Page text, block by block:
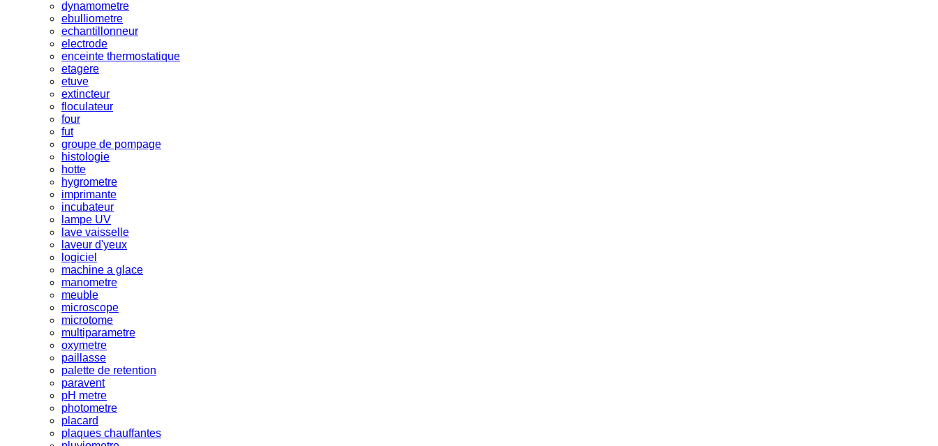
dynamometre
ebulliometre
echantillonneur
electrode
enceinte thermostatique
etagere
etuve
extincteur
floculateur
four
fut
groupe de pompage
histologie
hotte
hygrometre
imprimante
incubateur
lampe UV
lave vaisselle
laveur d'yeux
logiciel
machine a glace
manometre
meuble
microscope
microtome
multiparametre
oxymetre
paillasse
palette de retention
paravent
pH metre
photometre
placard
plaques chauffantes